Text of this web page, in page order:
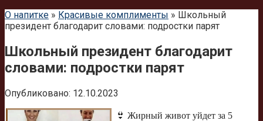
О напитке » Красивые комплименты » Школьный
президент благодарит словами: подростки парят
Школьный президент благодарит
словами: подростки парят
Опубликовано: 12.10.2023
👙 Жирный живот уйдет за 5